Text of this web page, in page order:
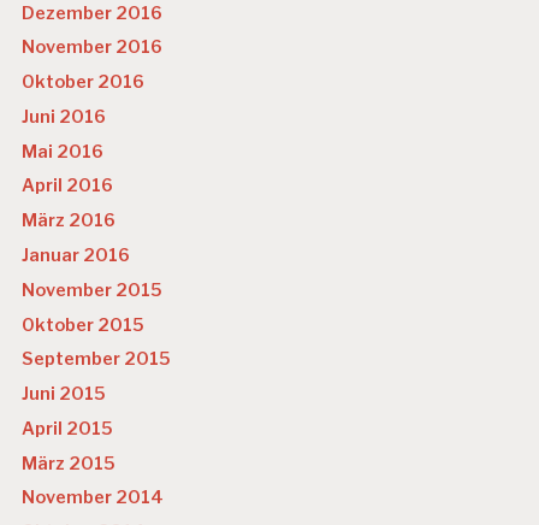
Dezember 2016
November 2016
Oktober 2016
Juni 2016
Mai 2016
April 2016
März 2016
Januar 2016
November 2015
Oktober 2015
September 2015
Juni 2015
April 2015
März 2015
November 2014